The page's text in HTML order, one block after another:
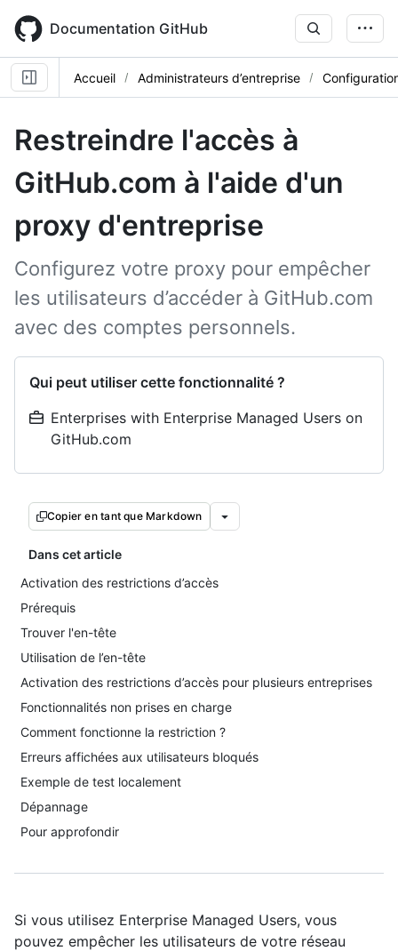
main
content
Documentation GitHub
Accueil Administrateurs d’entreprise
Restreindre l'accès à
GitHub.com à l'aide d'un
proxy d'entreprise
Configurez votre proxy pour empêcher
les utilisateurs d’accéder à GitHub.com
avec des comptes personnels.
Qui peut utiliser cette fonctionnalité ?
Enterprises with Enterprise Managed Users on
GitHub.com
Copier en tant que Markdown
Dans cet article
Activation des restrictions d’accès
Prérequis
Trouver l'en-tête
Utilisation de l’en-tête
Activation des restrictions d’accès pour plusieurs entreprises
Fonctionnalités non prises en charge
Comment fonctionne la restriction ?
Erreurs affichées aux utilisateurs bloqués
Exemple de test localement
Dépannage
Pour approfondir
Si vous utilisez Enterprise Managed Users, vous
pouvez empêcher les utilisateurs de votre réseau